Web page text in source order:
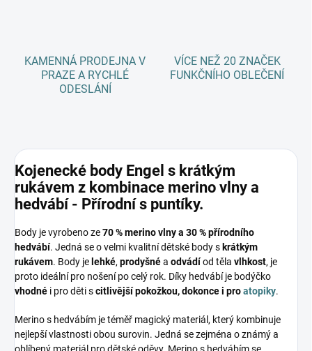
KAMENNÁ PRODEJNA V
PRAZE A RYCHLÉ
ODESLÁNÍ
VÍCE NEŽ 20 ZNAČEK
FUNKČNÍHO OBLEČENÍ
Kojenecké body Engel s krátkým
rukávem z kombinace merino vlny a
hedvábí - Přírodní s puntíky.
Body je vyrobeno ze70 % merino vlny a 30 % přírodního
hedvábí. Jedná se o velmi kvalitní dětské body s krátkým
rukávem. Body je lehké, prodyšnéa odvádíod těla vlhkost, je
proto ideální pro nošení po celý rok. Díky hedvábí je bodýčko
vhodné i pro děti scitlivější pokožkou, dokonce i proatopiky.
Merino s hedvábím je téměř magický materiál, který kombinuje
nejlepší vlastnosti obou surovin. Jedná se zejména o známý a